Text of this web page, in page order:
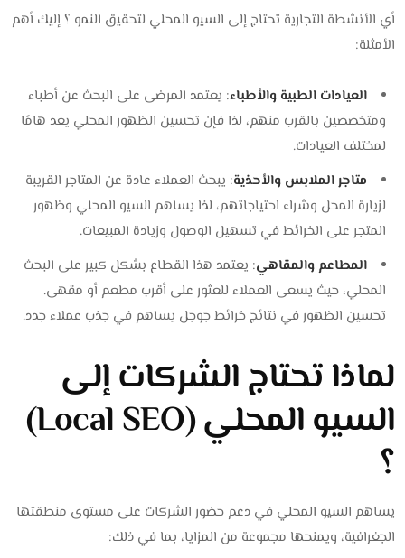
أي الأنشطة التجارية تحتاج إلى السيو المحلي لتحقيق النمو ؟ إليك أهم
الأمثلة:
العيادات الطبية والأطباء: يعتمد المرضى على البحث عن أطباء
ومتخصصين بالقرب منهم، لذا فإن تحسين الظهور المحلي يعد هامًا
لمختلف العيادات.
متاجر الملابس والأحذية: يبحث العملاء عادة عن المتاجر القريبة
لزيارة المحل وشراء احتياجاتهم، لذا يساهم السيو المحلي وظهور
المتجر على الخرائط في تسهيل الوصول وزيادة المبيعات.
المطاعم والمقاهي: يعتمد هذا القطاع بشكل كبير على البحث
المحلي، حيث يسعى العملاء للعثور على أقرب مطعم أو مقهى.
تحسين الظهور في نتائج خرائط جوجل يساهم في جذب عملاء جدد.
لماذا تحتاج الشركات إلى
السيو المحلي (Local SEO)
؟
يساهم السيو المحلي في دعم حضور الشركات على مستوى منطقتها
الجغرافية، ويمنحها مجموعة من المزايا، بما في ذلك: